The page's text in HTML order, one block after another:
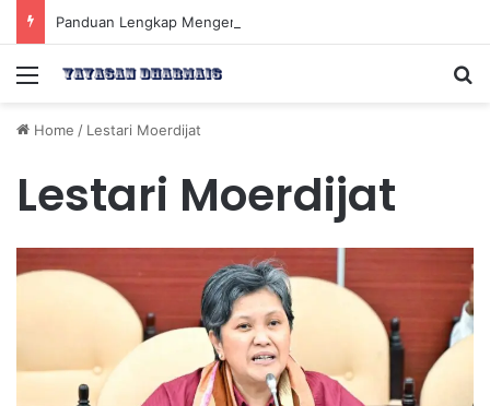
Menu
Home / Lestari Moerdijat
Lestari Moerdijat